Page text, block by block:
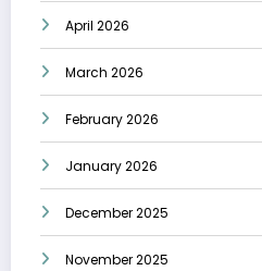
April 2026
March 2026
February 2026
January 2026
December 2025
November 2025